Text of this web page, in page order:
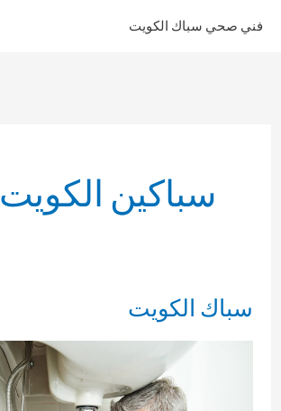
فني صحي سباك الكويت
سباكين الكويت
سباك الكويت